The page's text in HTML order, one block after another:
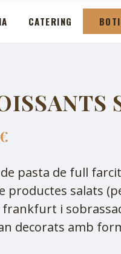
CATERING
€
pasta de full
productes salats
i
decorats amb